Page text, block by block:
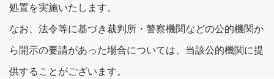
処置を実施いたします。
なお、法令等に基づき裁判所・警察機関などの公的機関か
ら開示の要請があった場合については、当該公的機関に提
供することがございます。